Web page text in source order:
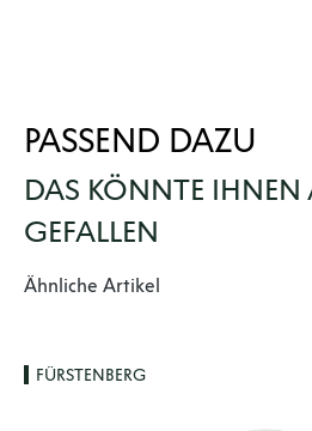
PASSEND DAZU
DAS KÖNNTE IHNEN
GEFALLEN
Produktgalerie überspringen
Ähnliche Artikel
FÜRSTENBERG